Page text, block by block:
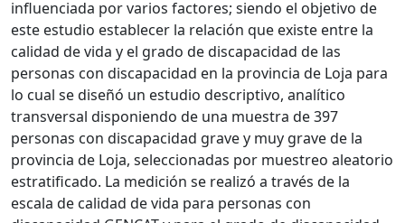
influenciada por varios factores; siendo el objetivo de
este estudio establecer la relación que existe entre la
calidad de vida y el grado de discapacidad de las
personas con discapacidad en la provincia de Loja para
lo cual se diseñó un estudio descriptivo, analítico
transversal disponiendo de una muestra de 397
personas con discapacidad grave y muy grave de la
provincia de Loja, seleccionadas por muestreo aleatorio
estratificado. La medición se realizó a través de la
escala de calidad de vida para personas con